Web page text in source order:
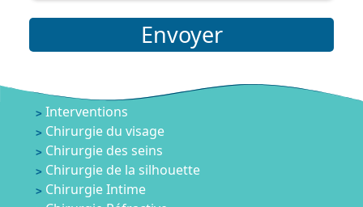
Envoyer
Interventions
Chirurgie du visage
Chirurgie des seins
Chirurgie de la silhouette
Chirurgie Intime